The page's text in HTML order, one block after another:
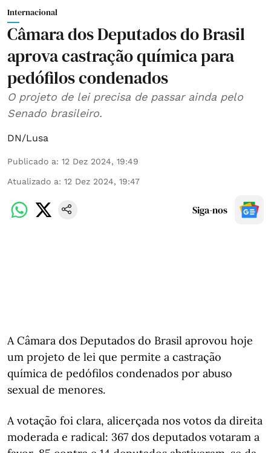
Internacional
Câmara dos Deputados do Brasil
aprova castração química para
pedófilos condenados
O projeto de lei precisa de passar ainda pelo
Senado brasileiro.
DN/Lusa
Publicado a: 12 Dez 2024, 19:49
Atualizado a: 12 Dez 2024, 19:47
Siga-nos
A Câmara dos Deputados do Brasil aprovou hoje
um projeto de lei que permite a castração
química de pedófilos condenados por abuso
sexual de menores.
A votação foi clara, alicerçada nos votos da direita
moderada e radical: 367 dos deputados votaram a